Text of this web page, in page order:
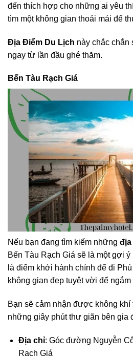
đến thích hợp cho những ai yêu
tìm một không gian thoải mái để
Địa Điểm Du Lịch này chắc chắn
ngay từ lần đầu ghé thăm.
Bến Tàu Rạch Giá
Nếu bạn đang tìm kiếm những
Bến Tàu Rạch Giá sẽ là một gợi
là điểm khởi hành chính để đi
không gian đẹp tuyệt vời để ngắm
Bạn sẽ cảm nhận được không
những giây phút thư giãn bên gia
Địa chỉ: Góc đường Nguyễn
Rạch Giá